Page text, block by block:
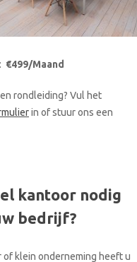
€499/Maand
rondleiding? Vul het
in of stuur ons een
kantoor nodig
bedrijf?
of klein onderneming heeft u